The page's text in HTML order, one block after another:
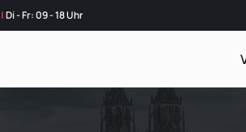
|Di - Fr: 09 - 18 Uhr